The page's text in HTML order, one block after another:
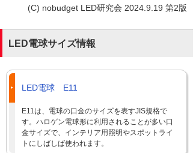
(C) nobudget LED研究会 2024.9.19 第2版
LED電球サイズ情報
LED電球 E11
E11は、電球の口金のサイズを表すJIS規格で
す。ハロゲン電球形に利用されることが多い口
金サイズで、インテリア用照明やスポットライ
トにしばしば使われます。